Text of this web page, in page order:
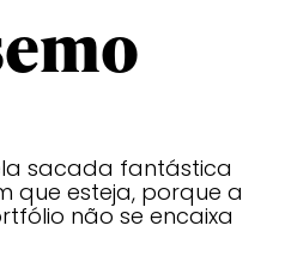
sacada fantástica
que esteja, porque a
não se encaixa